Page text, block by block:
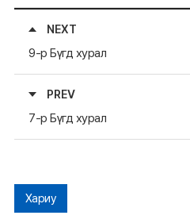
NEXT
9-р Бүгд хурал
PREV
7-р Бүгд хурал
Хариу